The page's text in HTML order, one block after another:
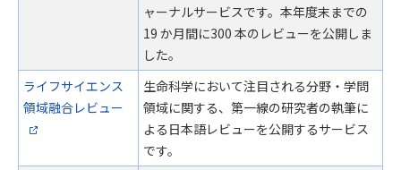
ャーナルサービスです。本年度末までの
19 か月間に300 本のレビューを公開しま
した。
ライフサイエンス
領域融合レビュー
生命科学において注目される分野・学問
領域に関する、第一線の研究者の執筆に
よる日本語レビューを公開するサービス
です。